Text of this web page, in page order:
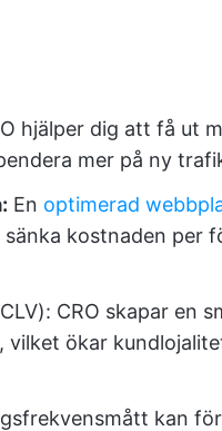
hjälper dig att få ut
mer på ny
En optimerad
kostnaden per
CRO skapar en
ökar
kan